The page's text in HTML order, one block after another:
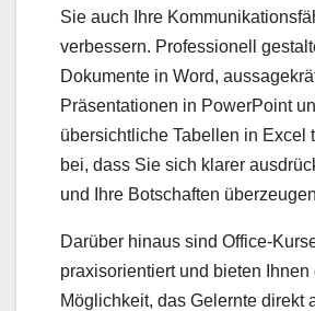
Sie auch Ihre
verbessern. Professionell
Dokumente in Word,
Präsentationen in PowerPoint
übersichtliche Tabellen in Excel
bei, dass Sie sich klarer
und Ihre Botschaften
Darüber hinaus sind Office-
praxisorientiert und bieten Ihnen
Möglichkeit, das Gelernte direkt